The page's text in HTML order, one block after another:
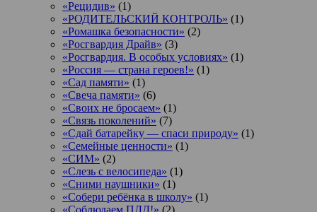
«Рецидив» (1)
«РОДИТЕЛЬСКИЙ КОНТРОЛЬ» (1)
«Ромашка безопасности» (2)
«Росгвардия Драйв» (3)
«Росгвардия. В особых условиях» (1)
«Россия — страна героев!» (1)
«Сад памяти» (1)
«Свеча памяти» (6)
«Своих не бросаем» (1)
«Связь поколений» (7)
«Сдай батарейку — спаси природу» (1)
«Семейные ценности» (1)
«СИМ» (2)
«Слезь с велосипеда» (1)
«Сними наушники» (1)
«Собери ребёнка в школу» (1)
«Соблюдаем ПДД!» (2)